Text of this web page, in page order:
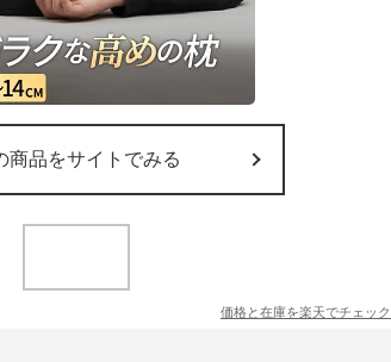
商品をサイトでみる
価格と在庫を楽天でチェック